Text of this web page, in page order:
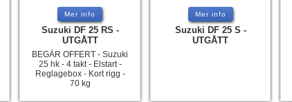
Mer info
Suzuki DF 25 RS -
UTGÅTT
BEGÄR OFFERT - Suzuki
25 hk - 4 takt - Elstart -
Reglagebox - Kort rigg -
70 kg
Mer info
Suzuki DF 25 S -
UTGÅTT